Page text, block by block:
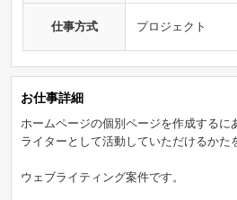
仕事方式 プロジェクト
お仕事詳細
ホームページの個別ページを作成するに
ライターとして活動していただけるかた
ウェブライティング案件です。